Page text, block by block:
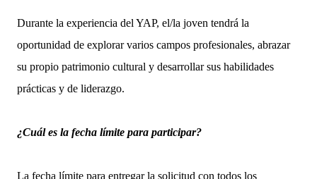
Durante la experiencia del YAP, el/la joven tendrá la
oportunidad de explorar varios campos profesionales, abrazar
su propio patrimonio cultural y desarrollar sus habilidades
prácticas y de liderazgo.
¿Cuál es la fecha límite para participar?
La fecha límite para entregar la solicitud con todos los